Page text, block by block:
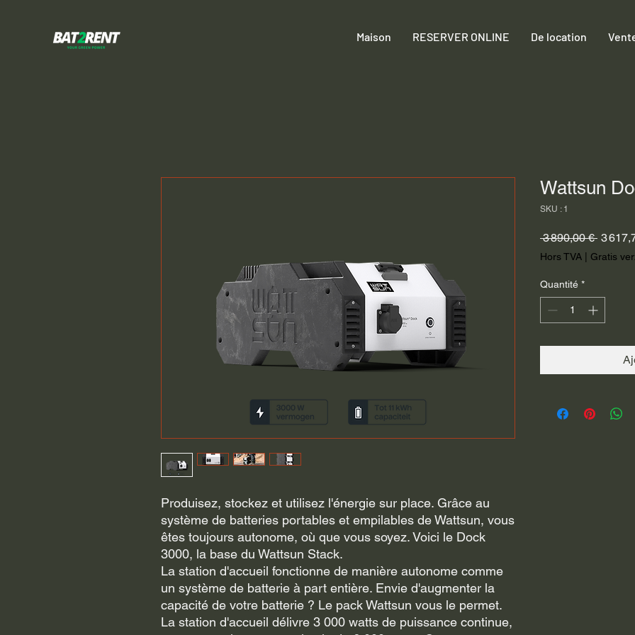
Maison RESERVER ONLINE De location
Produisez, stockez et utilisez l'énergie sur place. Grâce au
système de batteries portables et empilables de Wattsun, vous
êtes toujours autonome, où que vous soyez. Voici le Dock
3000, la base du Wattsun Stack.
La station d'accueil fonctionne de manière autonome comme
un système de batterie à part entière. Envie d'augmenter la
capacité de votre batterie ? Le pack Wattsun vous le permet.
La station d'accueil délivre 3 000 watts de puissance continue,
Wattsun
SKU : 1
3 890,00 € Prix
original
3
Hors TVA Gratis
Quantité *